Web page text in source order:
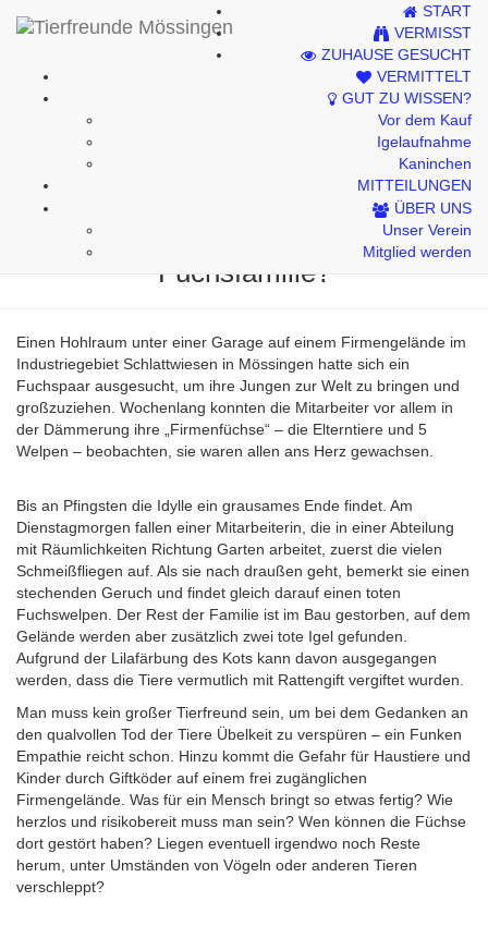
Kontakt
START
VERMISST
ZUHAUSE GESUCHT
VERMITTELT
GUT ZU WISSEN?
Vor dem Kauf
Igelaufnahme
Kaninchen
MITTEILUNGEN
ÜBER UNS
Unser Verein
Mitglied werden
Aus einem sicheren Zuhause wurde
eine Todesfalle: Wer vergiftete diese
Fuchsfamilie?
Einen Hohlraum unter einer Garage auf einem Firmengelände im
Industriegebiet Schlattwiesen in Mössingen hatte sich ein
Fuchspaar ausgesucht, um ihre Jungen zur Welt zu bringen und
großzuziehen. Wochenlang konnten die Mitarbeiter vor allem in
der Dämmerung ihre „Firmenfüchse“ – die Elterntiere und 5
Welpen – beobachten, sie waren allen ans Herz gewachsen.
Bis an Pfingsten die Idylle ein grausames Ende findet. Am
Dienstagmorgen fallen einer Mitarbeiterin, die in einer Abteilung
mit Räumlichkeiten Richtung Garten arbeitet, zuerst die vielen
Schmeißfliegen auf. Als sie nach draußen geht, bemerkt sie einen
stechenden Geruch und findet gleich darauf einen toten
Fuchswelpen. Der Rest der Familie ist im Bau gestorben, auf dem
Gelände werden aber zusätzlich zwei tote Igel gefunden.
Aufgrund der Lilafärbung des Kots kann davon ausgegangen
werden, dass die Tiere vermutlich mit Rattengift vergiftet wurden.
Man muss kein großer Tierfreund sein, um bei dem Gedanken an
den qualvollen Tod der Tiere Übelkeit zu verspüren – ein Funken
Empathie reicht schon. Hinzu kommt die Gefahr für Haustiere und
Kinder durch Giftköder auf einem frei zugänglichen
Firmengelände. Was für ein Mensch bringt so etwas fertig? Wie
herzlos und risikobereit muss man sein? Wen können die Füchse
dort gestört haben? Liegen eventuell irgendwo noch Reste
herum, unter Umständen von Vögeln oder anderen Tieren
verschleppt?